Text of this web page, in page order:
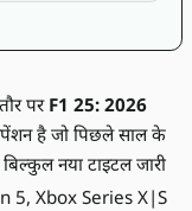
पर F1 25: 2026
है जो पिछले साल के
नया टाइटल जारी
5, Xbox Series X|S